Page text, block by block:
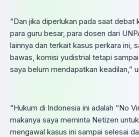
“Dan jika diperlukan pada saat debat
para guru besar, para dosen dari
lainnya dan terkait kasus perkara ini,
bawas, komisi yudistrial tetapi
saya belum mendapatkan keadilan,”
“Hukum di Indonesia ini adalah “No
makanya saya meminta Netizen
mengawal kasus ini sampai selesai